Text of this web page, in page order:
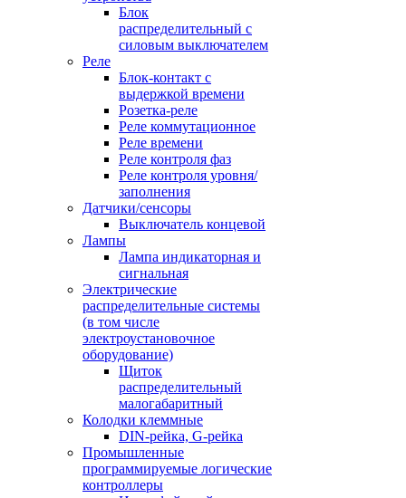
Блок
распределительный с
силовым выключателем
Реле
Блок-контакт с
выдержкой времени
Розетка-реле
Реле коммутационное
Реле времени
Реле контроля фаз
Реле контроля уровня/
заполнения
Датчики/сенсоры
Выключатель концевой
Лампы
Лампа индикаторная и
сигнальная
Электрические
распределительные системы
(в том числе
электроустановочное
оборудование)
Щиток
распределительный
малогабаритный
Колодки клеммные
DIN-рейка, G-рейка
Промышленные
программируемые логические
контроллеры